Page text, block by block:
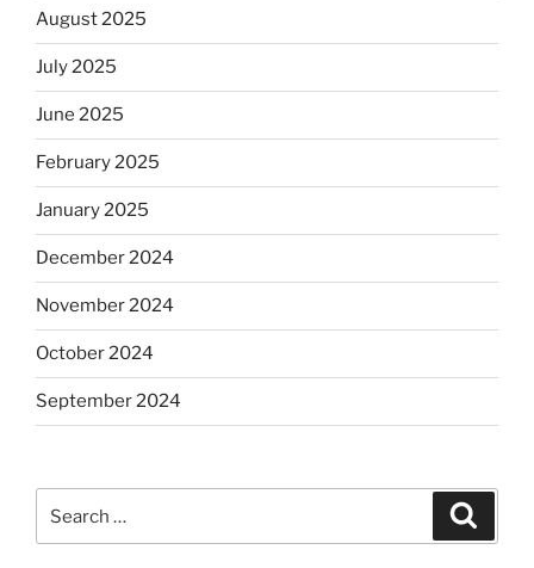
August 2025
July 2025
June 2025
February 2025
January 2025
December 2024
November 2024
October 2024
September 2024
for: